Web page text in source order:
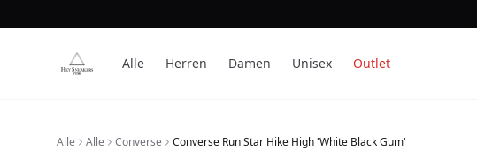
Alle Herren Damen Unisex Outlet
Alle Alle Converse Converse Run Star Hike High 'White Black Gum'